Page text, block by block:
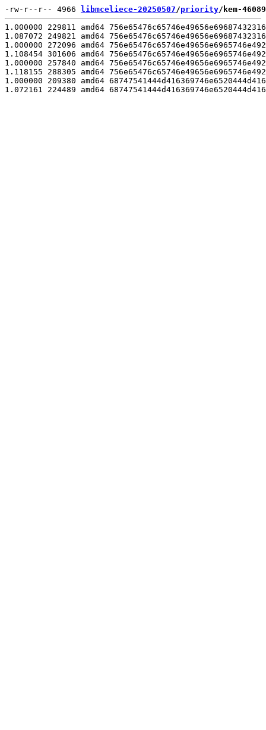
-rw-r--r-- 4966 libmceliece-20250507/priority/kem-
1.000000 229811 amd64
1.087072 249821 amd64
1.000000 272096 amd64
1.108454 301606 amd64
1.000000 257840 amd64
1.118155 288305 amd64
1.000000 209380 amd64